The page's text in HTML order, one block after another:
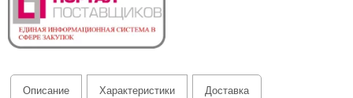
Описание Характеристики Доставка